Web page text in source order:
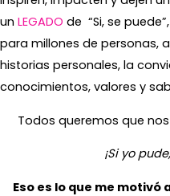
un LEGADO de “Si, se
para millones de personas,
historias personales, la
conocimientos, valores y
Todos queremos que
¡Si yo
Eso es lo que me motivó